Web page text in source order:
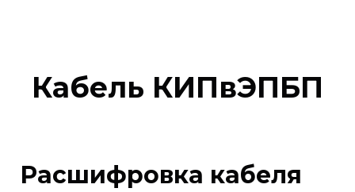
Кабель КИПвЭПБП
Расшифровка кабеля